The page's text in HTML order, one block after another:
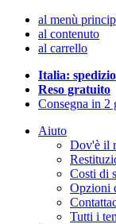
al menù
al contenuto
al carrello
Italia:
Reso gratuito
Consegna in 2
Aiuto
Dov'è il
Costi di
Opzioni
Tutti i